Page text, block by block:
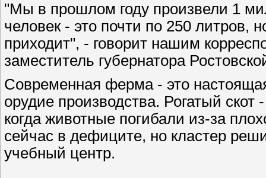
"Мы в прошлом году произвели 1
человек - это почти по 250 литров,
приходит", - говорит нашим
заместитель губернатора
Современная ферма - это
орудие производства. Рогатый
когда животные погибали из-за
сейчас в дефиците, но кластер
учебный центр.